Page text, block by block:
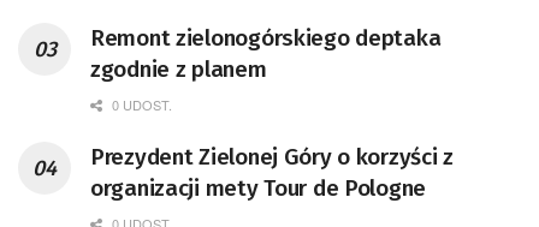
Remont zielonogórskiego deptaka
zgodnie z planem
0 UDOST.
Prezydent Zielonej Góry o korzyści z
organizacji mety Tour de Pologne